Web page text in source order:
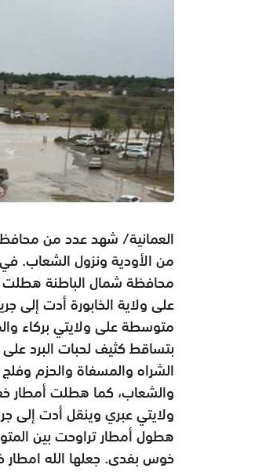
العمانية/ شهد عدد من
من الأودية ونزول
محافظة شمال الباطنة هطلت
على ولاية الخابورة أدت
متوسطة على ولايتي بركاء
بتساقط كثيف لحبات البرد
الشراه والمسفاة والحزم
والشعاب، كما هطلت أمطار
ولايتي عبري وينقل أدت
هطول أمطار تراوحت بين
خوس بفدى. جعلها الله امطار